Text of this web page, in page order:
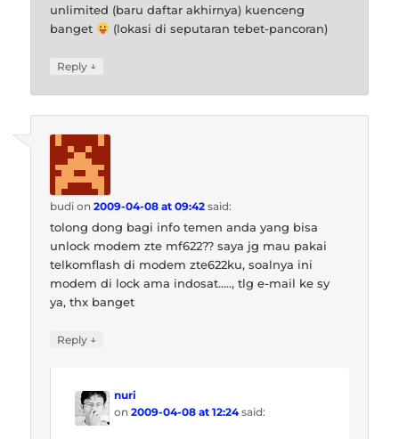
unlimited (baru daftar akhirnya) kuenceng
banget
(lokasi di seputaran tebet-pancoran)
Reply ↓
budi on2009-04-08 at 09:42 said:
tolong dong bagi info temen anda yang bisa
unlock modem zte mf622?? saya jg mau pakai
telkomflash di modem zte622ku, soalnya ini
modem di lock ama indosat….., tlg e-mail ke sy
ya, thx banget
Reply ↓
nuri
on2009-04-08 at 12:24 said: